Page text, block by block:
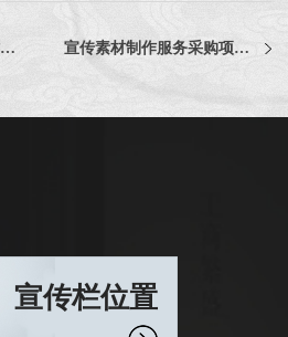
活动素材拍摄及后期制作服务比选公告 宣传素材制作服务采购项目比选公告
宣传栏位置